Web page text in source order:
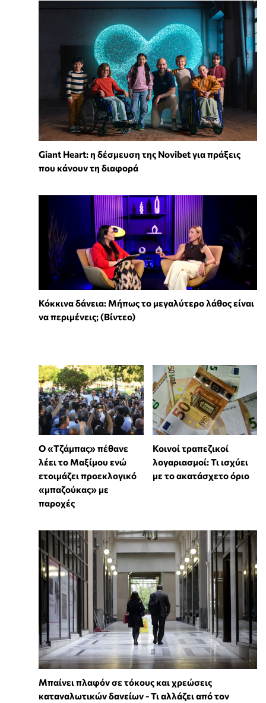
Giant Heart: η δέσμευση της Novibet για πράξεις
που κάνουν τη διαφορά
Κόκκινα δάνεια: Μήπως το μεγαλύτερο λάθος είναι
να περιμένεις; (Βίντεο)
Ο «Τζάμπας» πέθανε
λέει το Μαξίμου ενώ
ετοιμάζει προεκλογικό
«μπαζούκας» με
παροχές
Κοινοί τραπεζικοί
λογαριασμοί: Τι ισχύει
με το ακατάσχετο όριο
Μπαίνει πλαφόν σε τόκους και χρεώσεις
καταναλωτικών δανείων - Τι αλλάζει από τον